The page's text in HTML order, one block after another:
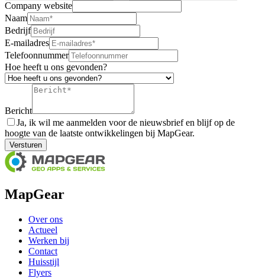
Company website
Naam
Bedrijf
E-mailadres
Telefoonnummer
Hoe heeft u ons gevonden?
Bericht
Ja, ik wil me aanmelden voor de nieuwsbrief en blijf op de
hoogte van de laatste ontwikkelingen bij MapGear.
Versturen
MapGear
Over ons
Actueel
Werken bij
Contact
Huisstijl
Flyers